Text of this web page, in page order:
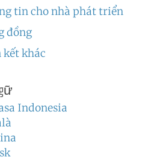
tin cho nhà phát triển
đồng
kết khác
Indonesia